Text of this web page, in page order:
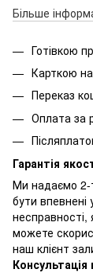
Більше
Готівкою
Карткою на
Переказ
Оплата за
Гарантія
Ми надаємо 2-
бути впевнені
можете
наш клієнт